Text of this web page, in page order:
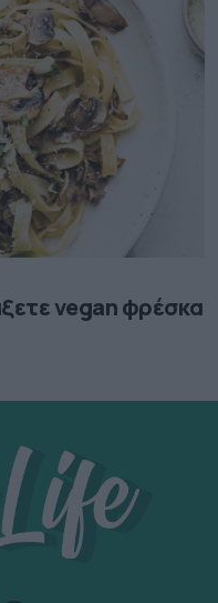
vegan φρέσκα